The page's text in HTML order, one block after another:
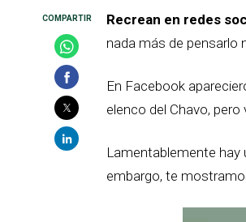
Recrean en redes
nada más de pensarlo
En Facebook
elenco del Chavo,
Lamentablemente
embargo, te